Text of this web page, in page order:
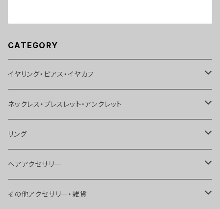
CATEGORY
イヤリング・ピアス・イヤカフ
イヤリング
ピアス
イヤカフス
ボディピアス
ネックレス・ブレスレット・アンクレット
ネックレス
ブレスレット
アンクレット
リング
リング
トゥリング
ヘアアクセサリー
ヘアピン
その他アクセサリー・雑貨